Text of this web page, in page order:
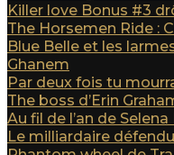
Killer love Bonus #3
The Horsemen Ride :
Blue Belle et les
Ghanem
Par deux fois tu
The boss d’Erin
Au fil de l’an de Selena
Le milliardaire